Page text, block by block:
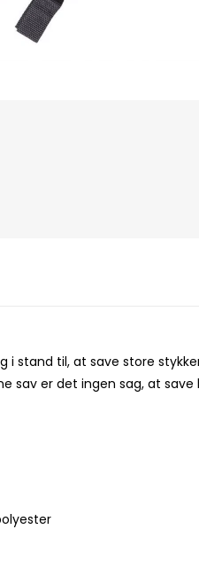
i stand til, at save store
sav er det ingen sag, at